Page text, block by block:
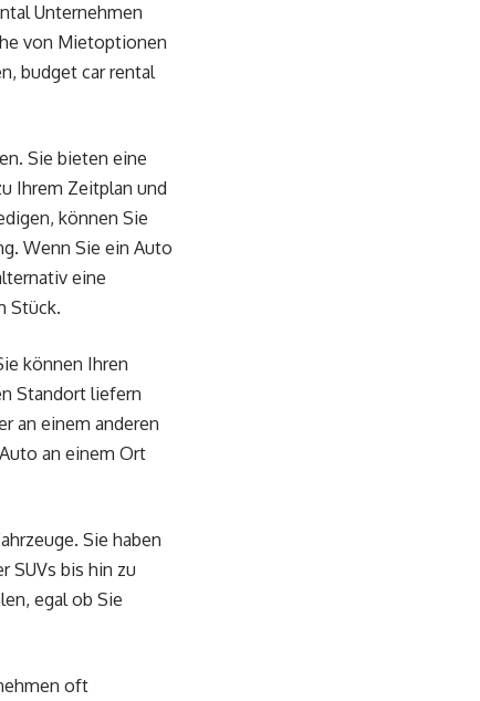
Unternehmen
von Mietoptionen
budget car rental
Sie bieten eine
Ihrem Zeitplan und
können Sie
Wenn Sie ein Auto
eine
Stück.
können Ihren
Standort liefern
an einem anderen
an einem Ort
Sie haben
SUVs bis hin zu
egal ob Sie
oft